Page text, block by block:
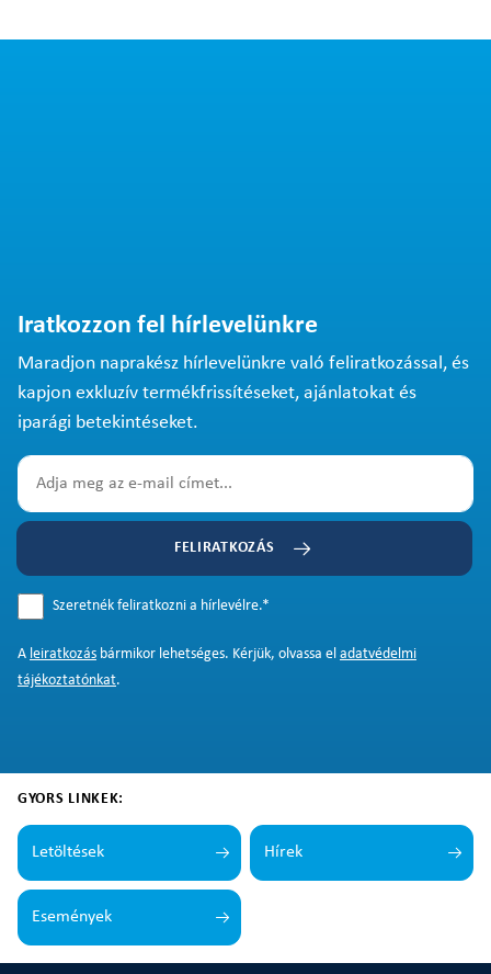
Iratkozzon fel hírlevelünkre
Maradjon naprakész hírlevelünkre való feliratkozással, és
kapjon exkluzív termékfrissítéseket, ajánlatokat és
iparági betekintéseket.
FELIRATKOZÁS
Szeretnék feliratkozni a hírlevélre.*
A leiratkozás bármikor lehetséges. Kérjük, olvassa el adatvédelmi
tájékoztatónkat.
GYORS LINKEK:
Letöltések Hírek
Események